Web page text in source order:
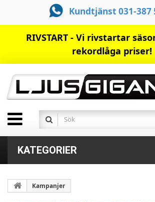
Kundtjänst 031-387
RIVSTART - Vi rivstartar
rekordlåga priser!
KATEGORIER
Kampanjer